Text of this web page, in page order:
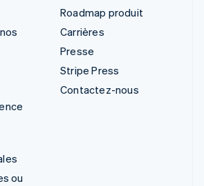
ou
Roadmap produit
Carrières
Presse
Stripe Press
Contactez-nous